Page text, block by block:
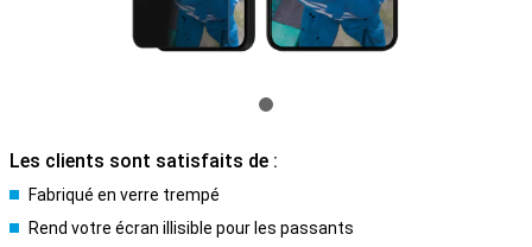
Les clients sont satisfaits de :
Fabriqué en verre trempé
Rend votre écran illisible pour les passants